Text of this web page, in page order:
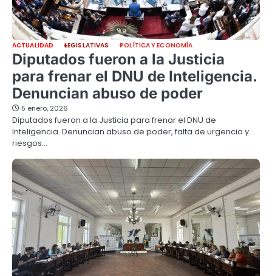
ACTUALIDAD LEGISLATIVAS POLÍTICA Y ECONOMÍA
Diputados fueron a la Justicia
para frenar el DNU de Inteligencia.
Denuncian abuso de poder
5 enero, 2026
Diputados fueron a la Justicia para frenar el DNU de
Inteligencia. Denuncian abuso de poder, falta de urgencia y
riesgos…